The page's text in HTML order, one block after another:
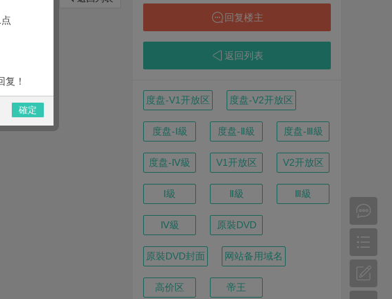
！
確定
回复楼主
返回列表
度盘-V1开放区 度盘-V2开放区
度盘-Ⅰ級 度盘-Ⅱ級 度盘-Ⅲ級
度盘-Ⅳ級 V1开放区 V2开放区
Ⅰ級 Ⅱ級 Ⅲ級
Ⅳ級 原裝DVD
原裝DVD封面 网站备用域名
高价区 帝王